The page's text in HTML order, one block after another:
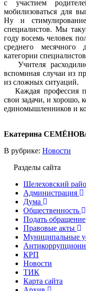
с участием
мобилизоваться для
Ну и
специалистов. Мы
году восемь человек
среднего месячного
категории
Учителя
вспоминая случаи из
из сложных ситуаций.
Каждая профессия
свои задачи, и хорошо,
единомышленников и
Екатерина
В рубрике: Новости
Разделы сайта
Шелеховский
Администрация
Дума
Общественность
Подать обращение
Правовые акты
Муниципальные
КРП
Новости
ТИК
Карта сайта